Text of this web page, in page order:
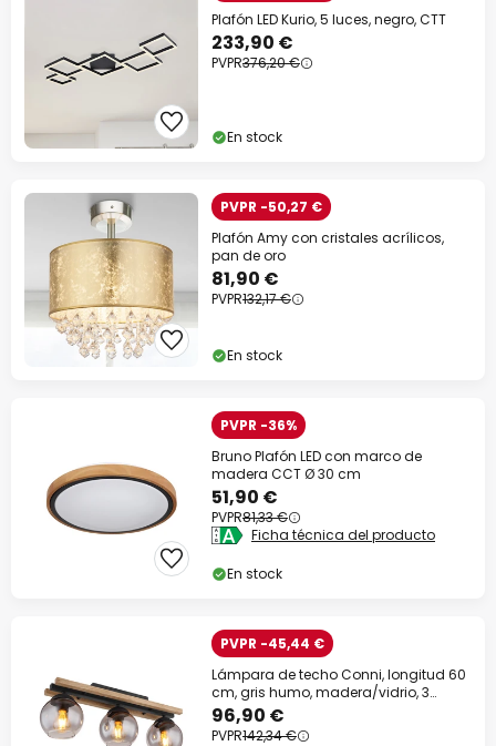
Plafón LED Kurio, 5 luces, negro, CTT
233,90 €
PVPR376,20 €
En stock
PVPR -50,27 €
Plafón Amy con cristales acrílicos,
pan de oro
81,90 €
PVPR132,17 €
En stock
PVPR -36%
Bruno Plafón LED con marco de
madera CCT Ø 30 cm
51,90 €
PVPR81,33 €
Ficha técnica del producto
En stock
PVPR -45,44 €
Lámpara de techo Conni, longitud 60
cm, gris humo, madera/vidrio, 3
luces.
96,90 €
PVPR142,34 €